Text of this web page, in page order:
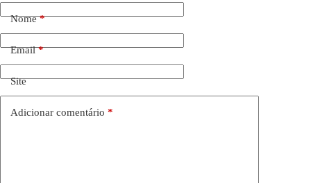
Nome*
Email*
Site
Adicionar comentário *